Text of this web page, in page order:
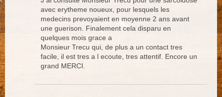
avec erytheme noueux, pour lesquels les
medecins prevoyaient en moyenne 2 ans avant
une guerison. Finalement cela disparu en
quelques mois grace a
Monsieur Trecu qui, de plus a un contact tres
facile, il est tres a l ecoute, tres attentif. Encore un
grand MERCI.